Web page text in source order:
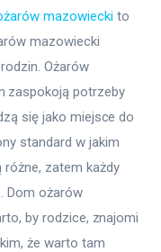
mazowiecki to
mazowiecki
Ożarów
zaspokoją potrzeby
się jako miejsce do
standard w jakim
różne, zatem każdy
Dom ożarów
by rodzice, znajomi
że warto tam